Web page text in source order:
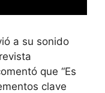
a su sonido
que “Es
clave